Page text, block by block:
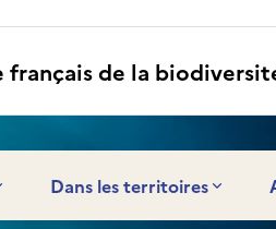
français de la
Dans les territoires